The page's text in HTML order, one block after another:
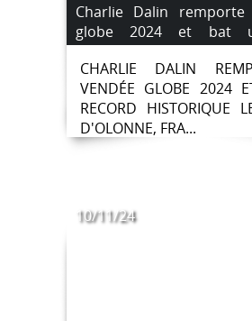
Charlie Dalin remporte
globe 2024 et bat
historique.
CHARLIE DALIN
VENDÉE GLOBE 2024
RECORD HISTORIQUE
D'OLONNE, FRA...
10/11/24